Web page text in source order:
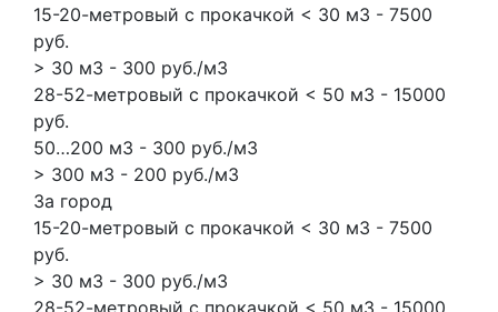
15-20-метровый с прокачкой < 30 м3 - 7500
руб.
> 30 м3 - 300 руб./м3
28-52-метровый с прокачкой < 50 м3 - 15000
руб.
50…200 м3 - 300 руб./м3
> 300 м3 - 200 руб./м3
За город
15-20-метровый с прокачкой < 30 м3 - 7500
руб.
> 30 м3 - 300 руб./м3
28-52-метровый с прокачкой < 50 м3 - 15000